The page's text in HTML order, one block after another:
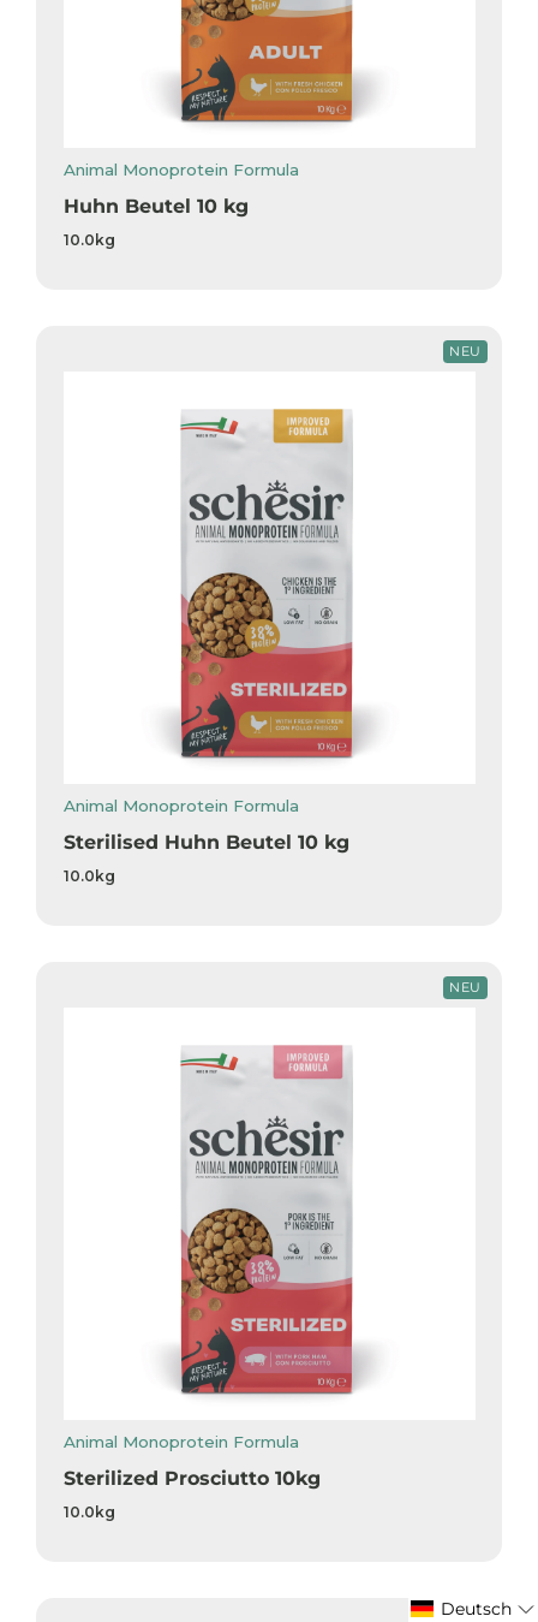
Animal Monoprotein Formula
Huhn Beutel 10 kg
10.0kg
NEU
Animal Monoprotein Formula
Sterilised Huhn Beutel 10 kg
10.0kg
NEU
Animal Monoprotein Formula
Sterilized Prosciutto 10kg
10.0kg
Deutsch